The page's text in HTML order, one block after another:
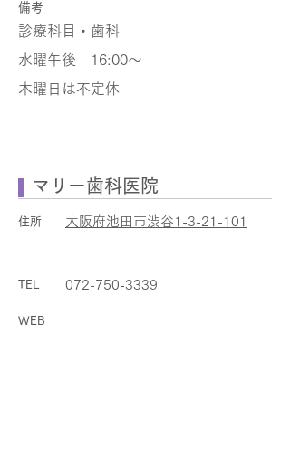
​備考
診療科目・歯科
水曜午後 16:00～
木曜日は不定休
マリー歯科医院
住所 大阪府池田市渋谷1-3-21-101
TEL 072-750-3339
WEB